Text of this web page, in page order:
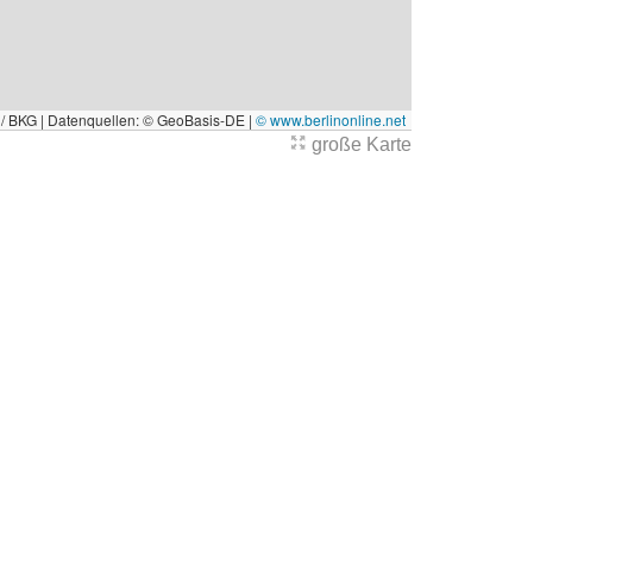
/ BKG | Datenquellen: © GeoBasis-DE | © www.berlinonline.net
große Karte